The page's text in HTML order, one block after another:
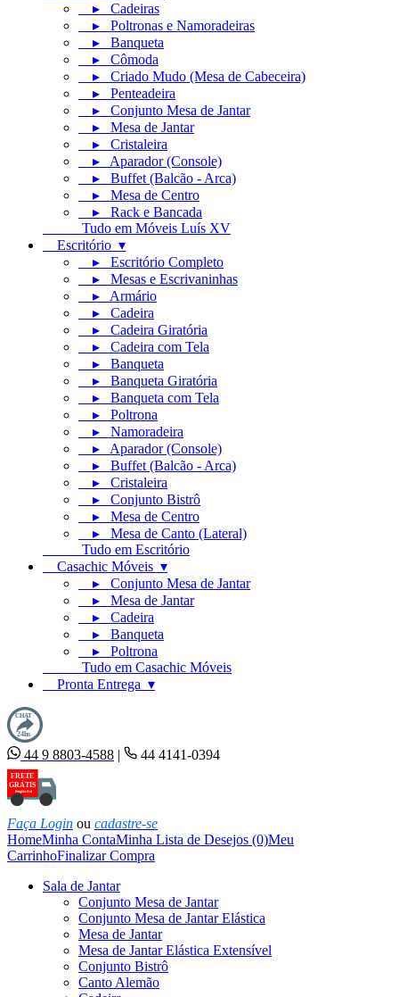
▸ Cadeiras
▸ Poltronas e Namoradeiras
▸ Banqueta
▸ Cômoda
▸ Criado Mudo (Mesa de Cabeceira)
▸ Penteadeira
▸ Conjunto Mesa de Jantar
▸ Mesa de Jantar
▸ Cristaleira
▸ Aparador (Console)
▸ Buffet (Balcão - Arca)
▸ Mesa de Centro
▸ Rack e Bancada
Tudo em Móveis Luís XV
Escritório ▾
▸ Escritório Completo
▸ Mesas e Escrivaninhas
▸ Armário
▸ Cadeira
▸ Cadeira Giratória
▸ Cadeira com Tela
▸ Banqueta
▸ Banqueta Giratória
▸ Banqueta com Tela
▸ Poltrona
▸ Namoradeira
▸ Aparador (Console)
▸ Buffet (Balcão - Arca)
▸ Cristaleira
▸ Conjunto Bistrô
▸ Mesa de Centro
▸ Mesa de Canto (Lateral)
Tudo em Escritório
Casachic Móveis ▾
▸ Conjunto Mesa de Jantar
▸ Mesa de Jantar
▸ Cadeira
▸ Banqueta
▸ Poltrona
Tudo em Casachic Móveis
Pronta Entrega ▾
CHAT
24hs
44 9 8803-4588 | 44 4141-0394
FRETE
GRÁTIS
Região Sul
Faça Login ou cadastre-se
HomeMinha ContaMinha Lista de Desejos (0)Meu
CarrinhoFinalizar Compra
Sala de Jantar
Conjunto Mesa de Jantar
Conjunto Mesa de Jantar Elástica
Mesa de Jantar
Mesa de Jantar Elástica Extensível
Conjunto Bistrô
Canto Alemão